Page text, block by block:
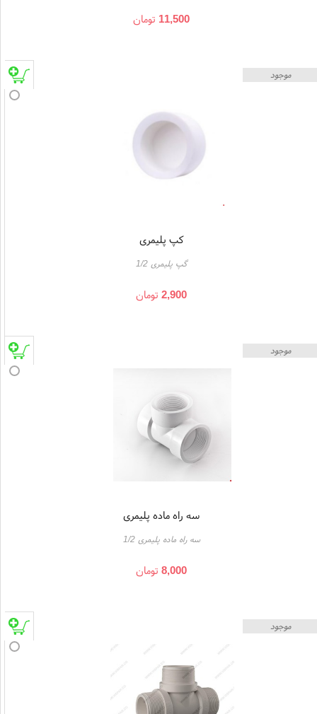
11,500 تومان
موجود
کپ پلیمری
گپ پلیمری 1/2
2,900تومان
موجود
سه راه ماده پلیمری
سه راه ماده پلیمری 1/2
8,000تومان
موجود